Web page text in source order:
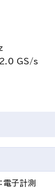
2.0 GS/s
：電子計測